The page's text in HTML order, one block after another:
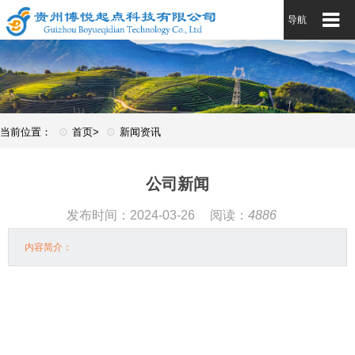
导航
当前位置： ⊙ 首页> ⊙ 新闻资讯
公司新闻
发布时间：2024-03-26 阅读： 4886
内容简介：